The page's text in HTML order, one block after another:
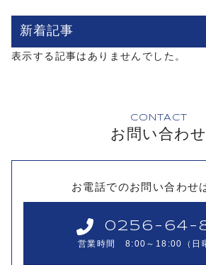
新着記事
表示する記事はありませんでした。
CONTACT
お問い合わせ
お電話でのお問い合わせ
0256-64-
営業時間 8:00～18:00（日